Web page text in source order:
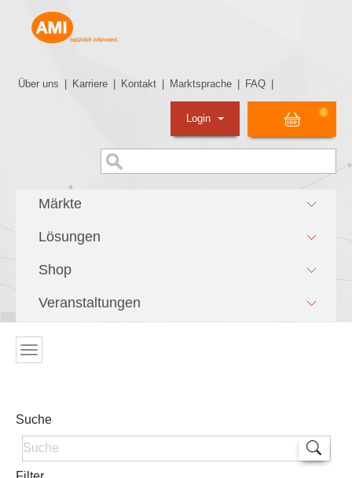
Über uns Karriere Kontakt Marktsprache FAQ
0
Login
Märkte
Lösungen
Shop
Veranstaltungen
Suche